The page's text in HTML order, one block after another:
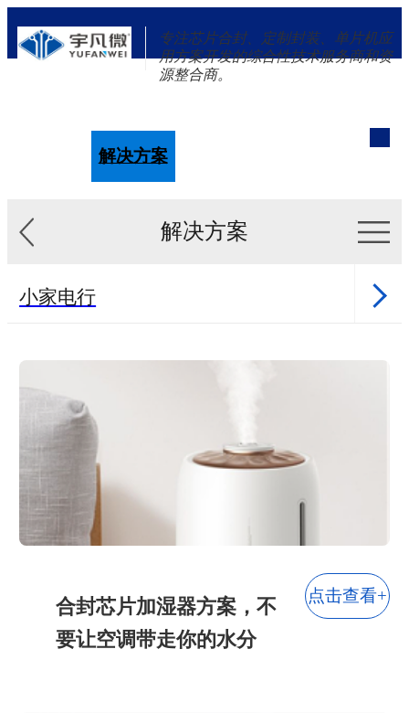
专注芯片合封、定制封装、单片机应
用方案开发的综合性技术服务商和资
源整合商。
解决方案
解决方案
小家电行
医美行业
灯饰行业
玩具行业
智能家居
合封芯片加湿器方案，不
要让空调带走你的水分
点击查看+